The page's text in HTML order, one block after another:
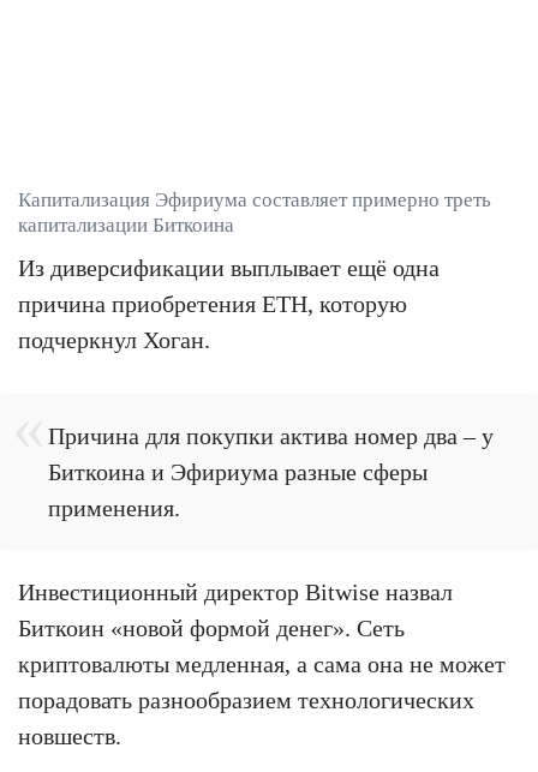
Капитализация Эфириума составляет примерно треть
капитализации Биткоина
Из диверсификации выплывает ещё одна
причина приобретения ETH, которую
подчеркнул Хоган.
Причина для покупки актива номер два – у
Биткоина и Эфириума разные сферы
применения.
Инвестиционный директор Bitwise назвал
Биткоин «новой формой денег». Сеть
криптовалюты медленная, а сама она не может
порадовать разнообразием технологических
новшеств.